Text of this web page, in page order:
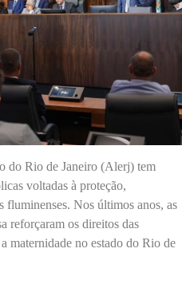
do Rio de Janeiro (Alerj) tem
voltadas à proteção,
fluminenses. Nos últimos anos, as
reforçaram os direitos das
maternidade no estado do Rio de